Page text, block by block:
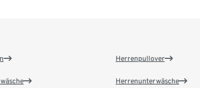
Herrenpullover
Herrenunterwäsche